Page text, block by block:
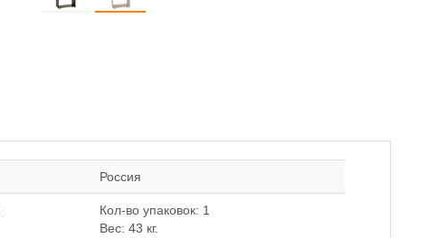
Россия
Кол-во упаковок: 1
Вес: 43 кг.